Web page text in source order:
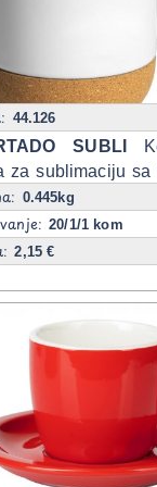
44.126
SUBLI
za sublimaciju sa
400 ml
0.445kg
20/1/1 kom
2,15 €